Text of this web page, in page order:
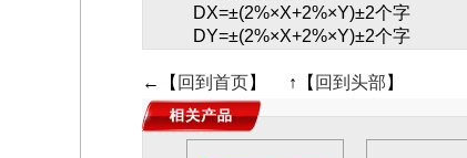
DX=±(2%×X+2%×Y)±2个字
DY=±(2%×X+2%×Y)±2个字
←【 回到首页】 ↑【 回到头部 】